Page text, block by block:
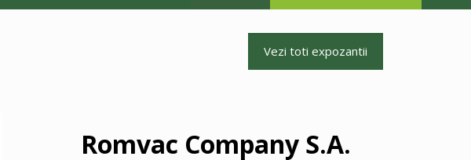
Vezi toti expozantii
Romvac Company S.A.